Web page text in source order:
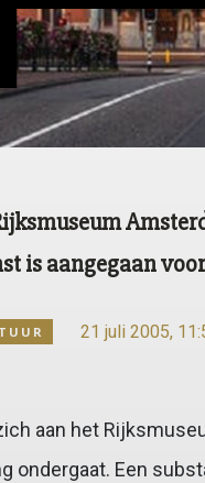
21 juli 2005,
is aangegaan
aan het
ondergaat. Een